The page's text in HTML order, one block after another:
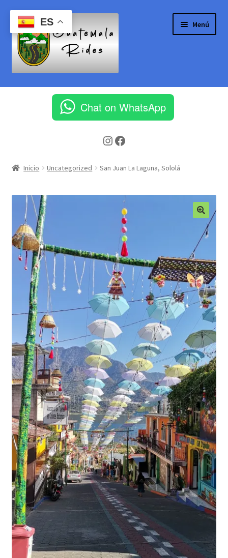
a
navegación
al
contenido
Menú
Inicio
Aeropuerto Internacional la Aurora
Cart
Checkout
Client Portal
Formulario
My account
Chat on WhatsApp
Instagram
Facebook
Inicio Uncategorized San Juan La Laguna, Sololá
ES